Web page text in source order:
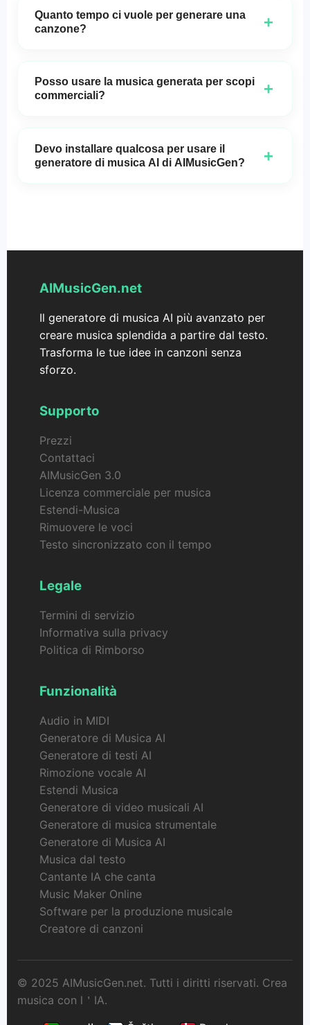
altro ancora per fare in modo che la canzone
corrisponda esattamente alla tua visione.
Quanto tempo ci vuole per generare una
canzone?
+
permettendoti di sperimentare rapidamente e
produrre musica in tempo reale.
Posso usare la musica generata per scopi
commerciali?
+
usare sia per scopi personali che commerciali,
senza alcuna tassa di licenza.
Devo installare qualcosa per usare il
generatore di musica AI di AIMusicGen?
+
AIMusicGen.net
Il generatore di musica AI più avanzato per
creare musica splendida a partire dal testo.
Trasforma le tue idee in canzoni senza
sforzo.
Supporto
Prezzi
Contattaci
AIMusicGen 3.0
Licenza commerciale per musica
Estendi-Musica
Rimuovere le voci
Testo sincronizzato con il tempo
Legale
Termini di servizio
Informativa sulla privacy
Politica di Rimborso
Funzionalità
Audio in MIDI
Generatore di Musica AI
Generatore di testi AI
Rimozione vocale AI
Estendi Musica
Generatore di video musicali AI
Generatore di musica strumentale
Generatore di Musica AI
Musica dal testo
Cantante IA che canta
Music Maker Online
Software per la produzione musicale
Creatore di canzoni
© 2025 AIMusicGen.net. Tutti i diritti riservati. Crea
musica con l＇IA.